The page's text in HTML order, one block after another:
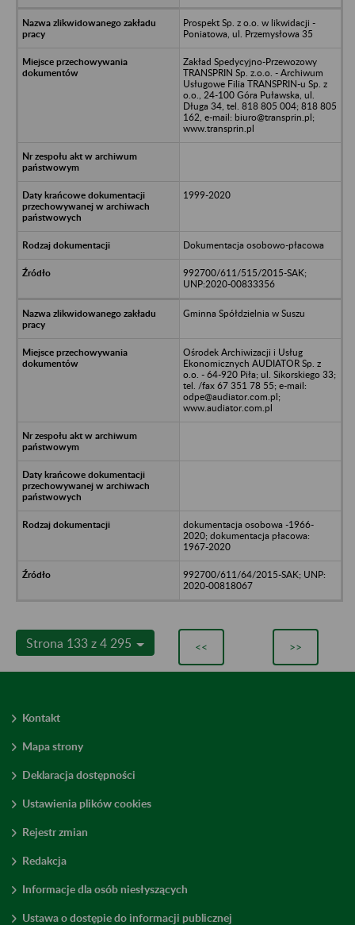
Prospekt Sp. z o.o. w likwidacji -
Poniatowa, ul. Przemysłowa 35
Zakład Spedycyjno-Przewozowy
TRANSPRIN Sp. z.o.o. - Archiwum
Usługowe Filia TRANSPRIN-u Sp. z
o.o., 24-100 Góra Puławska, ul.
Długa 34, tel. 818 805 004; 818 805
162, e-mail: biuro@transprin.pl;
www.transprin.pl
1999-2020
Dokumentacja osobowo-płacowa
992700/611/515/2015-SAK;
UNP:2020-00833356
Gminna Spółdzielnia w Suszu
Ośrodek Archiwizacji i Usług
Ekonomicznych AUDIATOR Sp. z
o.o. - 64-920 Piła; ul. Sikorskiego 33;
tel. /fax 67 351 78 55; e-mail:
odpe@audiator.com.pl;
www.audiator.com.pl
dokumentacja osobowa -1966-
2020; dokumentacja płacowa:
1967-2020
992700/611/64/2015-SAK; UNP:
2020-00818067
Strona 133 z 4 295 << >>
Kontakt
Mapa strony
Deklaracja dostępności
Ustawienia plików cookies
Rejestr zmian
Redakcja
Informacje dla osób niesłyszących
Ustawa o dostępie do informacji publicznej